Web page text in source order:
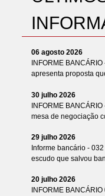
06 agosto 2026
INFORME
apresenta proposta
30 julho 2026
INFORME
mesa de negociação
29 julho 2026
Informe bancário -
escudo que salvou
20 julho 2026
INFORME